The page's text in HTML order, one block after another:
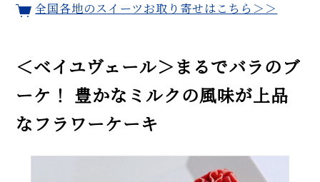
全国各地のスイーツお取り寄せはこちら＞＞
＜ベイユヴェール＞まるでバラのブ
ーケ！ 豊かなミルクの風味が上品
なフラワーケーキ